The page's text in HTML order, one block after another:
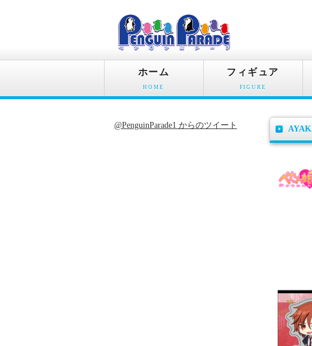
ホーム
HOME
フィギュア
FIGURE
@PenguinParade1 からのツイート